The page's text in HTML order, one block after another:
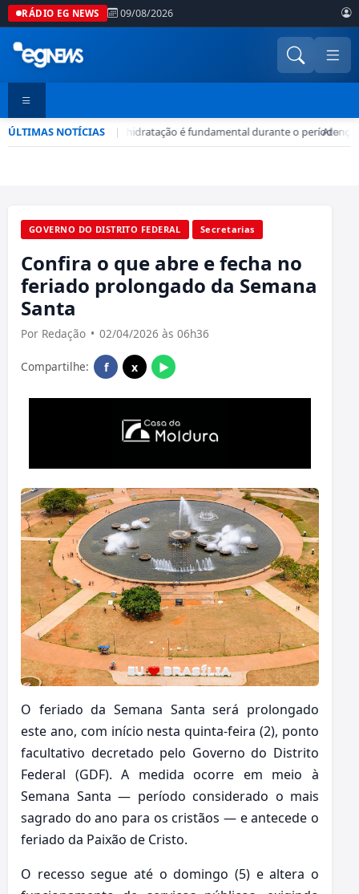
RÁDIO EG NEWS 09/08/2026
ÚLTIMAS NOTÍCIAS |
Seca no DF: hidratação é fundamental durante o período
•
GOVERNO DO DISTRITO FEDERAL Secretarias
Confira o que abre e fecha no
feriado prolongado da Semana
Santa
Por Redação • 02/04/2026 às 06h36
Compartilhe: f x ▶
O feriado da Semana Santa será prolongado
este ano, com início nesta quinta-feira (2), ponto
facultativo decretado pelo Governo do Distrito
Federal (GDF). A medida ocorre em meio à
Semana Santa — período considerado o mais
sagrado do ano para os cristãos — e antecede o
feriado da Paixão de Cristo.
O recesso segue até o domingo (5) e altera o